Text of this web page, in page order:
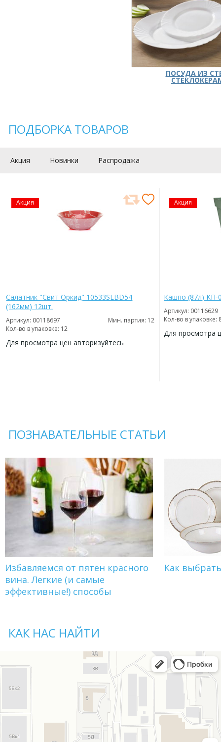
ПОСУДА ИЗ
ПОДБОРКА ТОВАРОВ
Акция Новинки Распродажа
Акция
Салатник "Свит Оркид" 10533SLBD54
(162мм) 12шт.
Артикул: 00118697
Мин. партия: 12
Кол-во в упаковке: 12
Для просмотра цен авторизуйтесь
Акция
Кашпо (87л) КП-
Артикул: 00116629
Кол-во в упаковке:
Для просмотра
ПОЗНАВАТЕЛЬНЫЕ СТАТЬИ
Избавляемся от пятен красного
вина. Легкие (и самые
эффективные!) способы
Как
КАК НАС НАЙТИ